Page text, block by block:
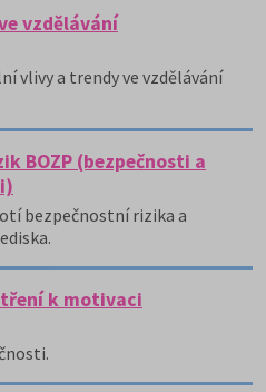
vzdělávání
vlivy a trendy ve vzdělávání
BOZP (bezpečnosti a
bezpečnostní rizika a
k motivaci